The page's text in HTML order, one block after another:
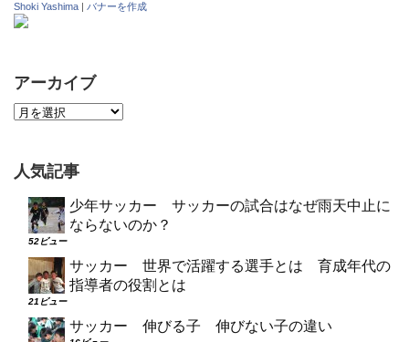
Shoki Yashima バナーを作成
アーカイブ
人気記事
少年サッカー サッカーの試合はなぜ雨天中止に
ならないのか？
52ビュー
サッカー 世界で活躍する選手とは 育成年代の
指導者の役割とは
21ビュー
サッカー 伸びる子 伸びない子の違い